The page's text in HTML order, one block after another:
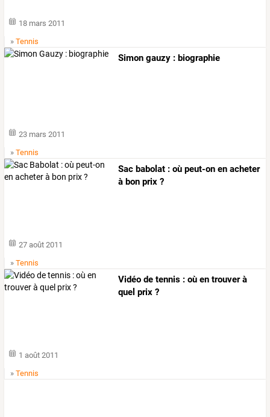
18 mars 2011
»Tennis
Simon gauzy : biographie
23 mars 2011
»Tennis
Sac babolat : où peut-on en acheter
à bon prix ?
27 août 2011
»Tennis
Vidéo de tennis : où en trouver à
quel prix ?
1 août 2011
»Tennis